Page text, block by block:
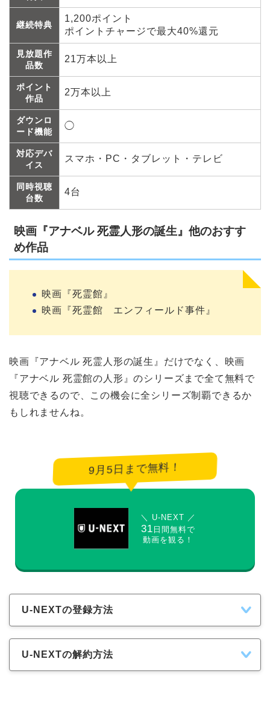
継続特典
1,200ポイント
ポイントチャージで最大40%還元
見放題作
品数
21万本以上
ポイント
作品
2万本以上
ダウンロ
ード機能
◯
対応デバ
イス
スマホ・PC・タブレット・テレビ
同時視聴
台数
4台
映画『アナベル 死霊人形の誕生』他のおすす
め作品
映画『死霊館』
映画『死霊館 エンフィールド事件』
映画『アナベル 死霊人形の誕生』だけでなく、映画
『アナベル 死霊館の人形』のシリーズまで全て無料で
視聴できるので、この機会に全シリーズ制覇できるか
もしれませんね。
9月5日まで無料！
＼ U-NEXT ／
31 日間無料で
動画を観る！
U-NEXTの登録方法
U-NEXTの解約方法